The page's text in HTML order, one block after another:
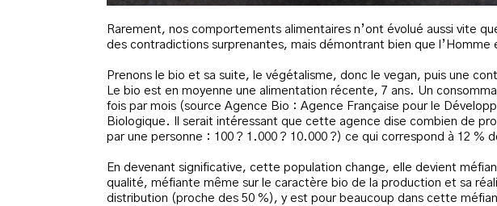
Rarement, nos comportements alimentaires n’ont évolué aussi vite
des contradictions surprenantes, mais démontrant bien que l’Homme
Prenons le bio et sa suite, le végétalisme, donc le vegan, puis une
Le bio est en moyenne une alimentation récente, 7 ans. Un
fois par mois (source Agence Bio : Agence Française pour le
Biologique. Il serait intéressant que cette agence dise combien de
par une personne : 100 ? 1.000 ? 10.000 ?) ce qui correspond à 12 %
En devenant significative, cette population change, elle devient
qualité, méfiante même sur le caractère bio de la production et sa
distribution (proche des 50 %), y est pour beaucoup dans cette